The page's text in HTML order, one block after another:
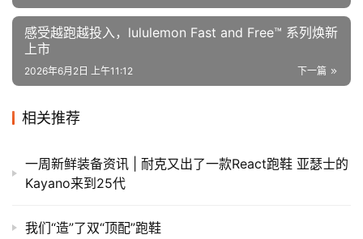
感受越跑越投入，lululemon Fast and Free™ 系列焕新
上市
下一篇
2026年6月2日 上午11:12
相关推荐
一周新鲜装备资讯 | 耐克又出了一款React跑鞋 亚瑟士的
Kayano来到25代
我们“造”了双“顶配”跑鞋